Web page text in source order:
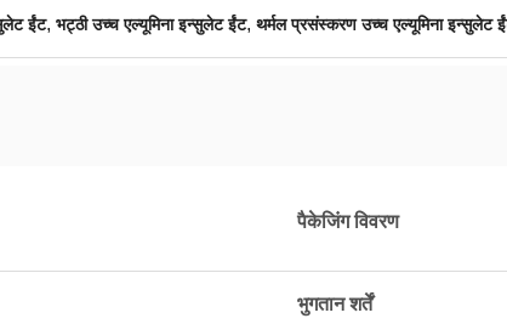
ईंट, भट्ठी उच्च एल्यूमिना इन्सुलेट ईंट, थर्मल प्रसंस्करण उच्च एल्यूमिना इन्सुलेट
पैकेजिंग विवरण
भुगतान शर्तें